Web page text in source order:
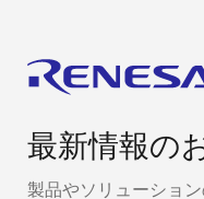
最新情報の
製品やソリューショ